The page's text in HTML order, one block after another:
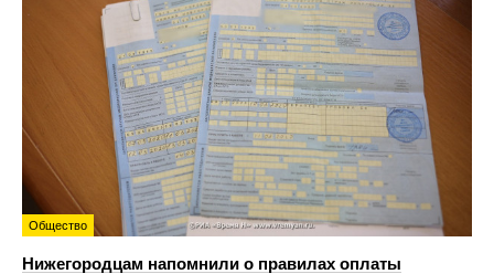
Общество
Нижегородцам напомнили о правилах оплаты